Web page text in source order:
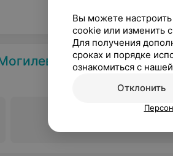
Вы можете
cookie или изменить
Для получения
сроках и порядке
ознакомиться с нашей
Отклонить